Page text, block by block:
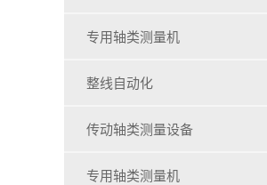
专用轴类测量机
整线自动化
传动轴类测量设备
专用轴类测量机